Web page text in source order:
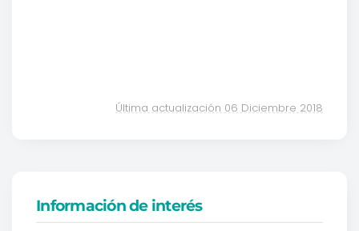
Última actualización 06 Diciembre 2018
Información de interés